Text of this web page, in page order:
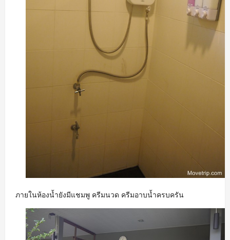
ภายในห้องน้ำยังมีแชมพู ครีมนวด ครีมอาบน้ำครบครัน